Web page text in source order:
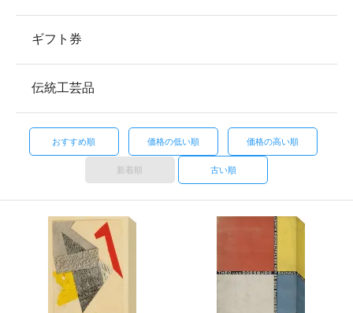
ギフト券
伝統工芸品
おすすめ順 価格の低い順 価格の高い順
新着順 古い順